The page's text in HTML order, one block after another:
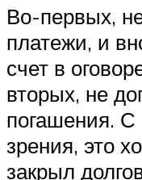
Во-первых,
платежи, и
счет в
вторых, не
погашения. С
зрения, это
закрыл